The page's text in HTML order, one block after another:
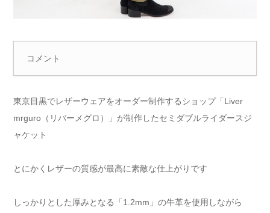
コメント
東京目黒でレザーウェアをオーダー制作するショップ「Liver
mrguro（リバーメグロ）」が制作したセミダブルライダースジ
ャケット
とにかくレザーの質感が最高に素敵な仕上がりです
しっかりとした厚みとなる「1.2mm」の牛革を使用しながら